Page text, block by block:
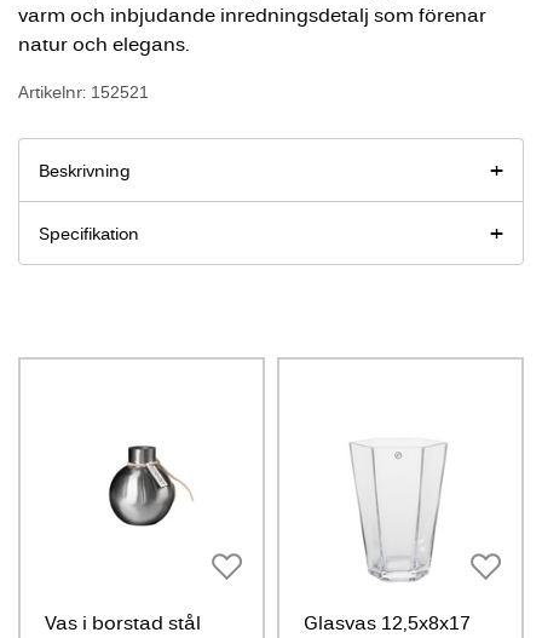
varm och inbjudande inredningsdetalj som förenar
natur och elegans.
Artikelnr: 152521
Beskrivning
Specifikation
Vas i borstad stål
Glasvas 12,5x8x17